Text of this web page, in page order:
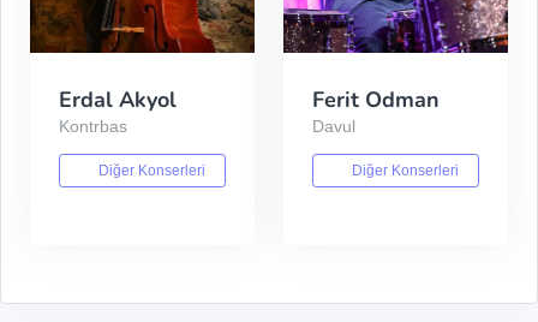
Erdal Akyol
Kontrbas
Diğer Konserleri
Ferit Odman
Davul
Diğer Konserleri